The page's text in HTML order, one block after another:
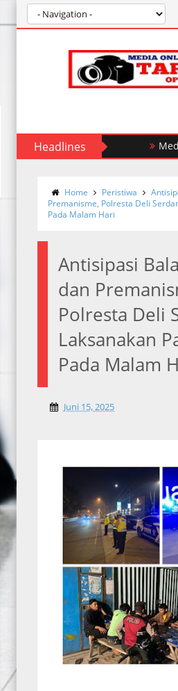
Headlines Media
Home Peristiwa
Premanisme, Polresta Deli
Pada Malam Hari
Antisipasi
dan
Polresta Deli
Laksanakan
Pada Malam
Juni 15, 2025